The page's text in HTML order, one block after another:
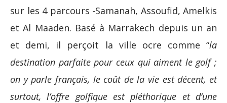
sur les 4 parcours -Samanah, Assoufid, Amelkis
et Al Maaden. Basé à Marrakech depuis un an
et demi, il perçoit la ville ocre comme “la
destination parfaite pour ceux qui aiment le golf ;
on y parle français, le coût de la vie est décent, et
surtout, l’offre golfique est pléthorique et d’une